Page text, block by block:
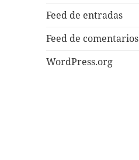
Feed de entradas
Feed de comentarios
WordPress.org